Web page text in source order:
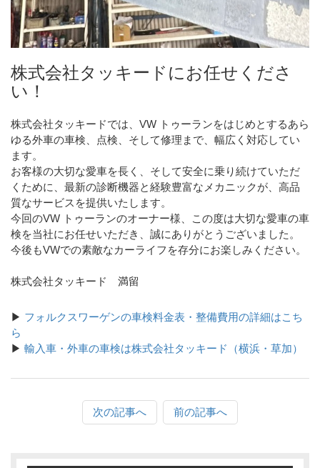
株式会社タッキードにお任せくださ
い！
株式会社タッキードでは、VW トゥーランをはじめとするあら
ゆる外車の車検、点検、そして修理まで、幅広く対応してい
ます。
お客様の大切な愛車を長く、そして安全に乗り続けていただ
くために、最新の診断機器と経験豊富なメカニックが、高品
質なサービスを提供いたします。
今回のVW トゥーランのオーナー様、この度は大切な愛車の車
検を当社にお任せいただき、誠にありがとうございました。
今後もVWでの素敵なカーライフを存分にお楽しみください。
株式会社タッキード 満留
▶ フォルクスワーゲンの車検料金表・整備費用の詳細はこち
ら
▶ 輸入車・外車の車検は株式会社タッキード（横浜・草加）
次の記事へ 前の記事へ